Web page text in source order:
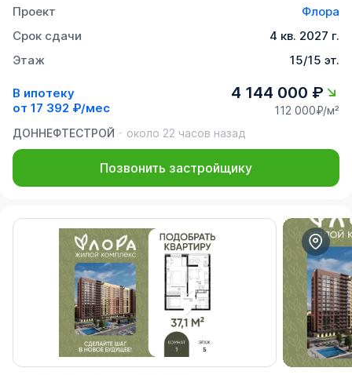
Проект
Флора
Срок сдачи
4 кв. 2027 г.
Этаж
15/15 эт.
В ипотеку
от 17 392 ₽/мес
4 144 000 ₽
112 000₽/м²
ДОННЕФТЕСТРОЙ
около 22 часов назад
Позвонить застройщику